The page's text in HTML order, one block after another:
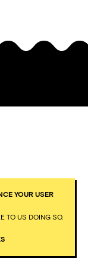
YOUR USER
TO US DOING SO.